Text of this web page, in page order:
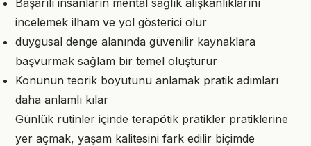
Başarılı insanların mental sağlık alışkanlıklarını
incelemek ilham ve yol gösterici olur
duygusal denge alanında güvenilir kaynaklara
başvurmak sağlam bir temel oluşturur
Konunun teorik boyutunu anlamak pratik adımları
daha anlamlı kılar
Günlük rutinler içinde terapötik pratikler pratiklerine
yer açmak, yaşam kalitesini fark edilir biçimde